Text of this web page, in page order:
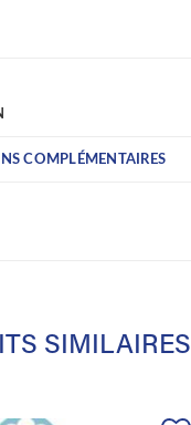
COMPLÉMENTAIRES
SIMILAIRES